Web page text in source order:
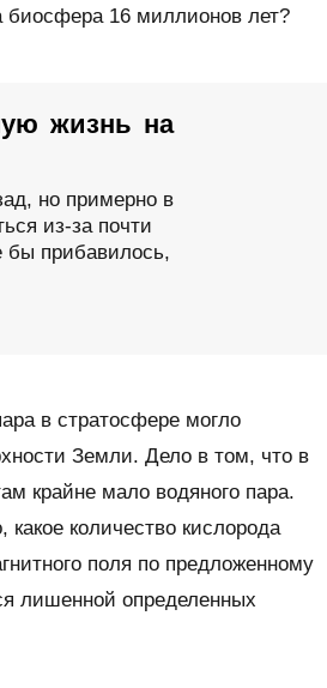
биосфера 16 миллионов лет?
жизнь на
но примерно в
из-за почти
бы прибавилось,
в стратосфере могло
Земли. Дело в том, что в
крайне мало водяного пара.
количество кислорода
поля по предложенному
лишенной определенных